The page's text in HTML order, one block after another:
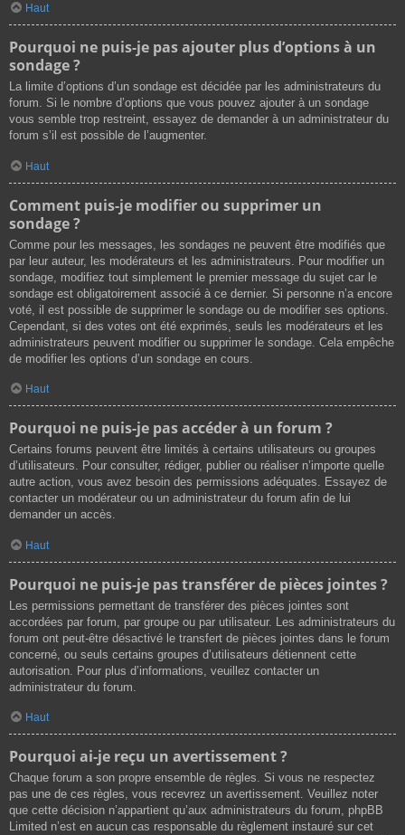
Haut
Pourquoi ne puis-je pas ajouter plus d’options à un
sondage ?
La limite d’options d’un sondage est décidée par les administrateurs du
forum. Si le nombre d’options que vous pouvez ajouter à un sondage
vous semble trop restreint, essayez de demander à un administrateur du
forum s’il est possible de l’augmenter.
Haut
Comment puis-je modifier ou supprimer un
sondage ?
Comme pour les messages, les sondages ne peuvent être modifiés que
par leur auteur, les modérateurs et les administrateurs. Pour modifier un
sondage, modifiez tout simplement le premier message du sujet car le
sondage est obligatoirement associé à ce dernier. Si personne n’a encore
voté, il est possible de supprimer le sondage ou de modifier ses options.
Cependant, si des votes ont été exprimés, seuls les modérateurs et les
administrateurs peuvent modifier ou supprimer le sondage. Cela empêche
de modifier les options d’un sondage en cours.
Haut
Pourquoi ne puis-je pas accéder à un forum ?
Certains forums peuvent être limités à certains utilisateurs ou groupes
d’utilisateurs. Pour consulter, rédiger, publier ou réaliser n’importe quelle
autre action, vous avez besoin des permissions adéquates. Essayez de
contacter un modérateur ou un administrateur du forum afin de lui
demander un accès.
Haut
Pourquoi ne puis-je pas transférer de pièces jointes ?
Les permissions permettant de transférer des pièces jointes sont
accordées par forum, par groupe ou par utilisateur. Les administrateurs du
forum ont peut-être désactivé le transfert de pièces jointes dans le forum
concerné, ou seuls certains groupes d’utilisateurs détiennent cette
autorisation. Pour plus d’informations, veuillez contacter un
administrateur du forum.
Haut
Pourquoi ai-je reçu un avertissement ?
Chaque forum a son propre ensemble de règles. Si vous ne respectez
pas une de ces règles, vous recevrez un avertissement. Veuillez noter
que cette décision n’appartient qu’aux administrateurs du forum, phpBB
Limited n’est en aucun cas responsable du règlement instauré sur cet